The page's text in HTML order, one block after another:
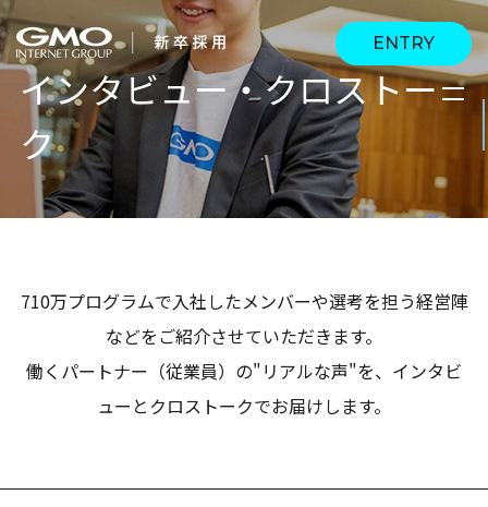
ENTRY
会社を知る
企業情報 CEOメッセージ
インタビュー・クロス
キャリアパス
働く環境
待遇・福利厚生 人財育成制度
オフィスツアー 社内イベント
AI活用
インタビュー・クロストー
ク
710万プログラムで入社したメンバーや選考を担う経営陣
などをご紹介させていただきます。
働くパートナー（従業員）の"リアルな声"を、インタビ
ューとクロストークでお届けします。